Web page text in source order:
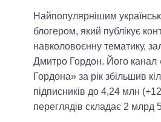
Найпопулярнішим
блогером, який публікує
навколовоєнну тематику,
Дмитро Гордон. Його канал
Гордона» за рік збільшив
підписників до 4,24 млн
переглядів складає 2 млрд